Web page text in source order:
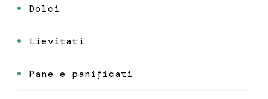
Dolci
Lievitati
Pane e panificati